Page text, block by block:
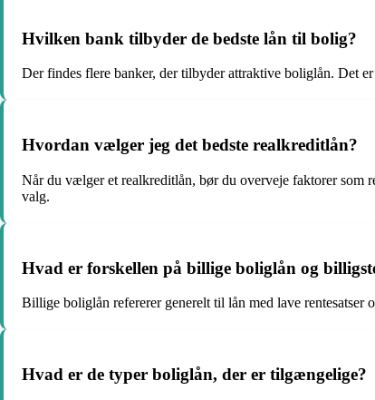
Hvilken bank tilbyder de bedste lån til bolig?
Der findes flere banker, der tilbyder attraktive boliglån. Det
Hvordan vælger jeg det bedste realkreditlån?
Når du vælger et realkreditlån, bør du overveje faktorer som
valg.
Hvad er forskellen på billige boliglån og
Billige boliglån refererer generelt til lån med lave rentesatser
Hvad er de typer boliglån, der er tilgængelige?